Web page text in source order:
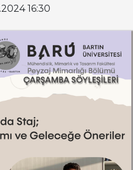
16:30